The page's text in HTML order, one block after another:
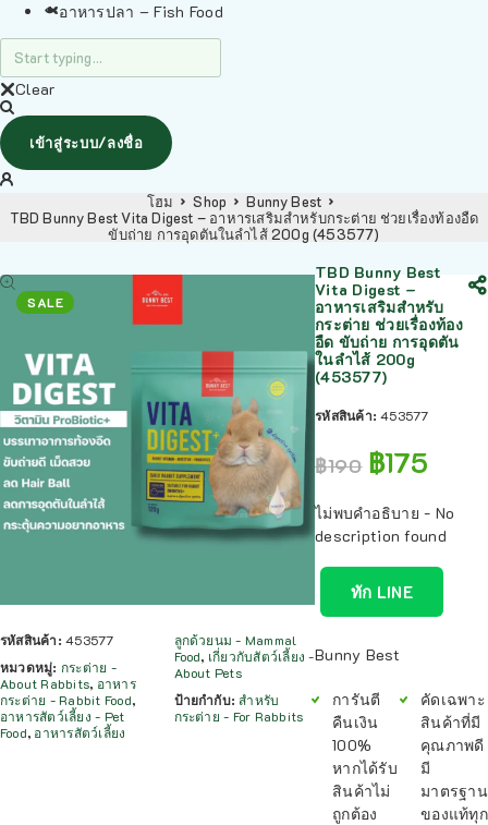
อาหารปลา – Fish Food
Clear
เข้าสู่ระบบ/ลงชื่อ
โฮม Shop
Bunny Best
TBD Bunny Best Vita Digest – อาหารเสริมสำหรับกระต่าย ช่วยเรื่องท้องอืด
ขับถ่าย การอุดตันในลำไส้ 200g (453577)
SALE
รหัสสินค้า:453577
หมวดหมู่: กระต่าย -
About Rabbits, อาหาร
กระต่าย - Rabbit Food,
อาหารสัตว์เลี้ยง - Pet
Food, อาหารสัตว์เลี้ยง
ลูกด้วยนม - Mammal
Food, เกี่ยวกับสัตว์เลี้ยง -
About Pets
ป้ายกำกับ:สำหรับ
กระต่าย - For Rabbits
TBD Bunny Best
Vita Digest –
อาหารเสริมสำหรับ
กระต่าย ช่วยเรื่องท้อง
อืด ขับถ่าย การอุดตัน
ในลำไส้ 200g
(453577)
รหัสสินค้า:453577
฿190 ฿175
ไม่พบคำอธิบาย - No
description found
ทัก LINE
Bunny Best
การันตี
คืนเงิน
100%
หากได้รับ
สินค้าไม่
ถูกต้อง
คัดเฉพาะ
สินค้าที่มี
คุณภาพดี
มี
มาตรฐาน
ของแท้ทุก